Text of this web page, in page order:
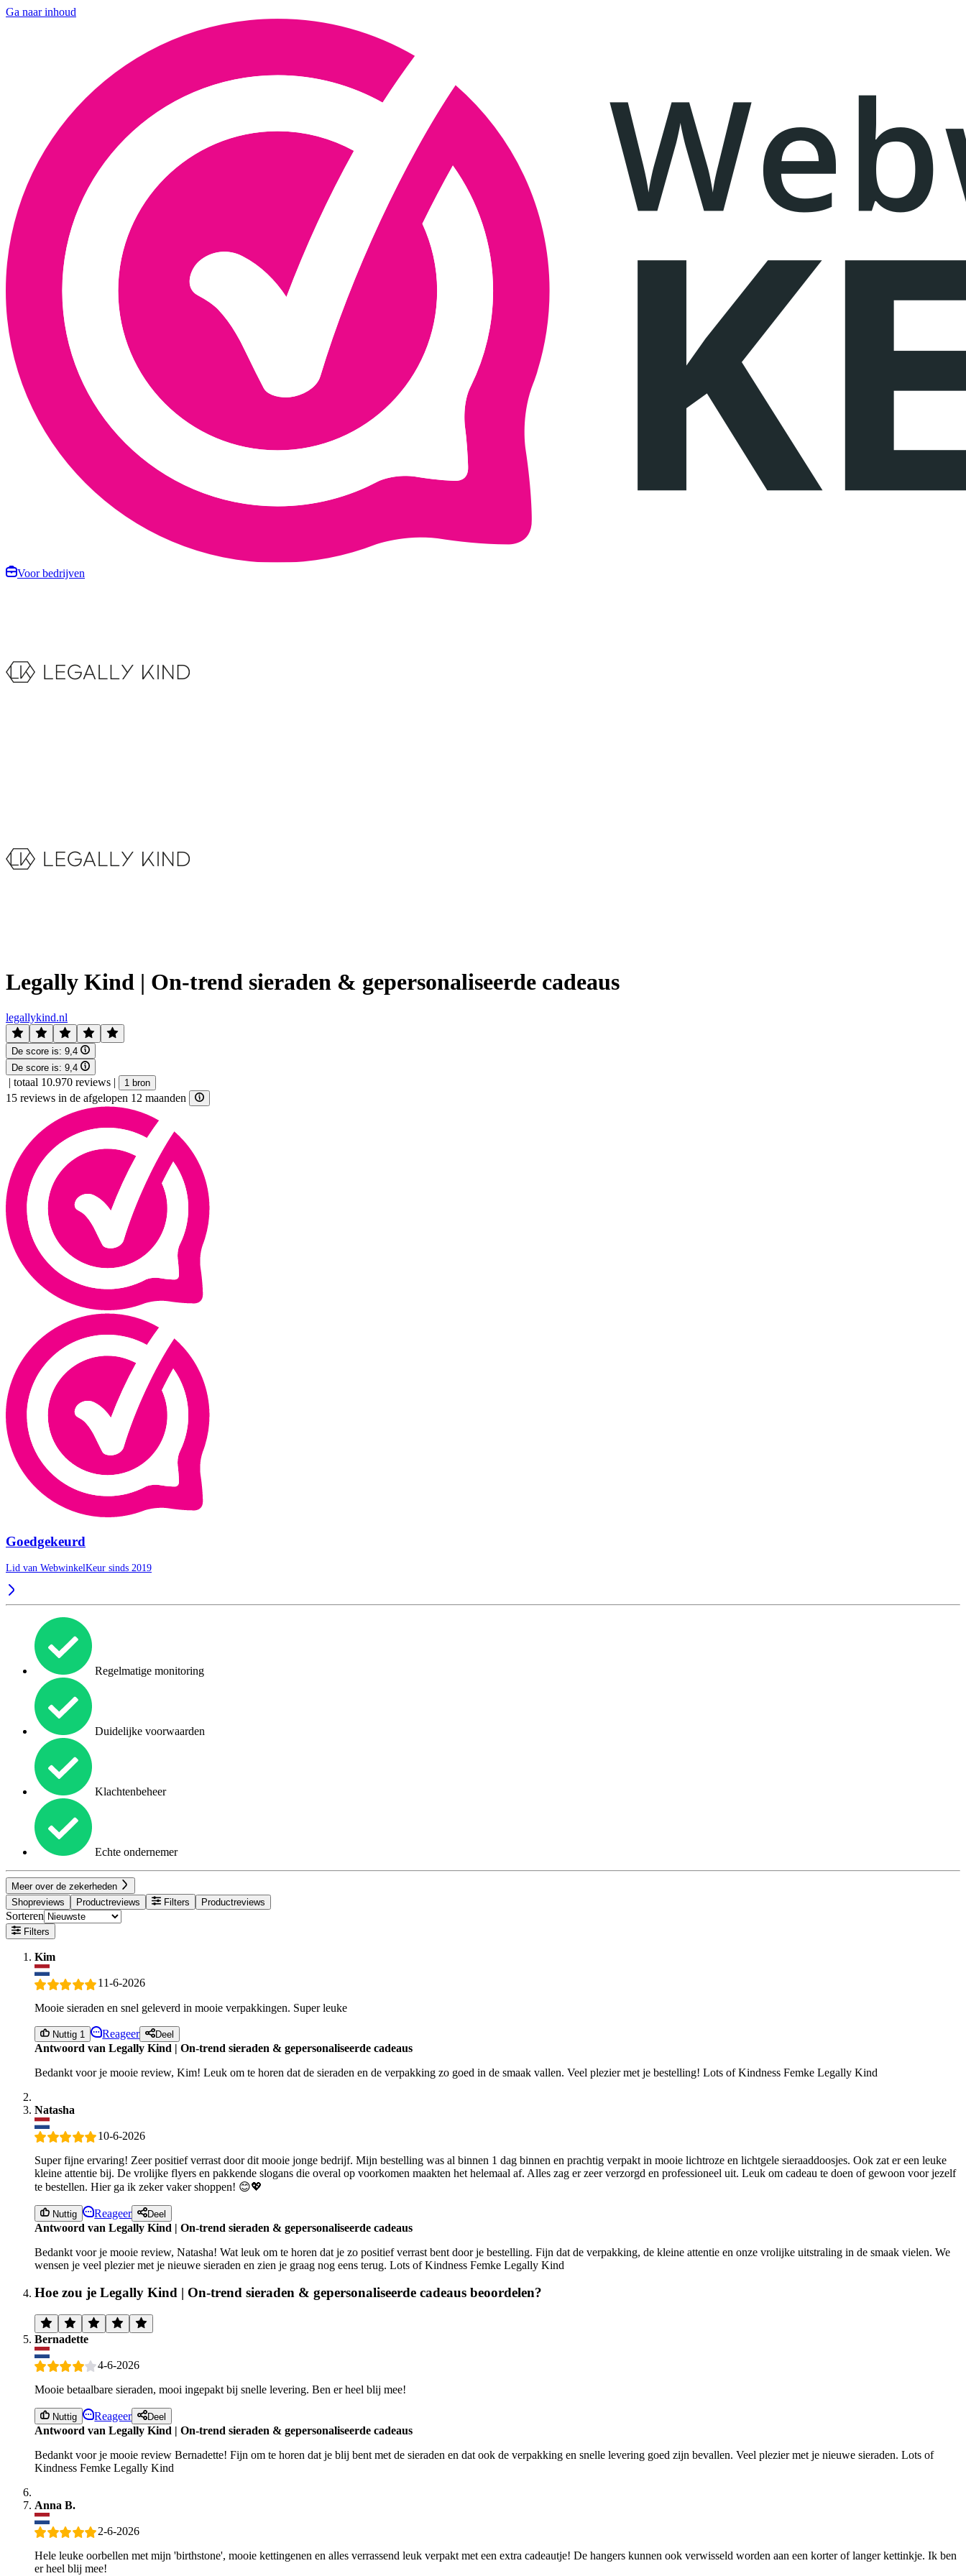
Ga naar inhoud
Voor bedrijven
Legally Kind | On-trend sieraden & gepersonaliseerde cadeaus
legallykind.nl
De score is: 9,4
De score is: 9,4
| totaal 10.970 reviews | 1 bron
15 reviews in de afgelopen 12 maanden
Goedgekeurd
Lid van WebwinkelKeur sinds 2019
Regelmatige monitoring
Duidelijke voorwaarden
Klachtenbeheer
Echte ondernemer
Meer over de zekerheden
Shopreviews
Productreviews Filters Productreviews
Sorteren
Filters
Kim
11-6-2026
Mooie sieraden en snel geleverd in mooie verpakkingen. Super leuke
Nuttig 1 Reageer Deel
Antwoord van Legally Kind | On-trend sieraden & gepersonaliseerde cadeaus
Bedankt voor je mooie review, Kim! Leuk om te horen dat de sieraden en de verpakking zo goed in de smaak vallen. Veel plezier met je bestelling! Lots of Kindness Femke Legally Kind
Natasha
10-6-2026
Super fijne ervaring! Zeer positief verrast door dit mooie jonge bedrijf. Mijn bestelling was al binnen 1 dag binnen en prachtig verpakt in mooie lichtroze en lichtgele sieraaddoosjes. Ook zat er een leuke
kleine attentie bij. De vrolijke flyers en pakkende slogans die overal op voorkomen maakten het helemaal af. Alles zag er zeer verzorgd en professioneel uit. Leuk om cadeau te doen of gewoon voor jezelf
te bestellen. Hier ga ik zeker vaker shoppen! 😊💖
Nuttig Reageer Deel
Antwoord van Legally Kind | On-trend sieraden & gepersonaliseerde cadeaus
Bedankt voor je mooie review, Natasha! Wat leuk om te horen dat je zo positief verrast bent door je bestelling. Fijn dat de verpakking, de kleine attentie en onze vrolijke uitstraling in de smaak vielen. We
wensen je veel plezier met je nieuwe sieraden en zien je graag nog eens terug. Lots of Kindness Femke Legally Kind
Hoe zou je Legally Kind | On-trend sieraden & gepersonaliseerde cadeaus beoordelen?
Bernadette
4-6-2026
Mooie betaalbare sieraden, mooi ingepakt bij snelle levering. Ben er heel blij mee!
Nuttig Reageer Deel
Antwoord van Legally Kind | On-trend sieraden & gepersonaliseerde cadeaus
Bedankt voor je mooie review Bernadette! Fijn om te horen dat je blij bent met de sieraden en dat ook de verpakking en snelle levering goed zijn bevallen. Veel plezier met je nieuwe sieraden. Lots of
Kindness Femke Legally Kind
Anna B.
2-6-2026
Hele leuke oorbellen met mijn 'birthstone', mooie kettingenen en alles verrassend leuk verpakt met een extra cadeautje! De hangers kunnen ook verwisseld worden aan een korter of langer kettinkje. Ik ben
er heel blij mee!